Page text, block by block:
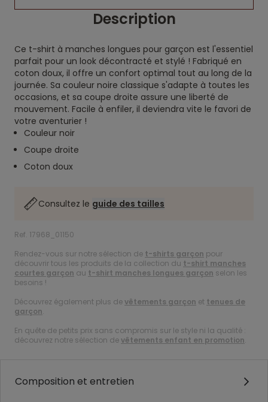
Description
Ce t-shirt à manches longues pour garçon est l'essentiel
parfait pour un look décontracté et stylé ! Fabriqué en
coton doux, il offre un confort optimal tout au long de la
journée. Sa couleur noire classique s'adapte à toutes les
occasions, et sa coupe droite assure une liberté de
mouvement. Facile à enfiler, il deviendra vite le favori de
votre aventurier !
Couleur noir
Coupe droite
Coton doux
Consultez le guide des tailles
Ref. 17968_01150
Rendez-vous sur notre sélection de t-shirts garçon pour
découvrir tous les produits de la collection du t-shirt manches
courtes garçon au t-shirt manches longues garçon selon les
besoins !
Découvrez également plus devêtements garçon et tenues de
garçon.
En quête de petits prix sans compromis sur le style ni la qualité :
découvrez notre sélection devêtements enfant en promotion.
Composition et entretien